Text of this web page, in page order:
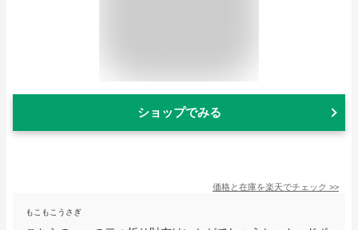
ショップでみる
価格と在庫を楽天でチェック >>
もこもこうさぎ